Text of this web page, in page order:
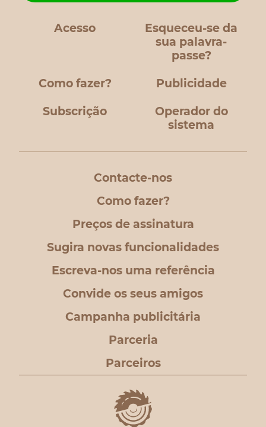
Acesso
Esqueceu-se da
sua palavra-
passe?
Como fazer? Publicidade
Subscrição
Operador do
sistema
Contacte-nos
Como fazer?
Preços de assinatura
Sugira novas funcionalidades
Escreva-nos uma referência
Convide os seus amigos
Campanha publicitária
Parceria
Parceiros